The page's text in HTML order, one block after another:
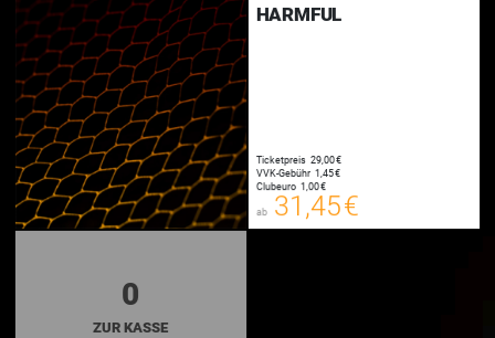
HARMFUL
Ticketpreis 29,00 €
VVK-Gebühr 1,45 €
Clubeuro 1,00 €
ab 31,45 €
00
0
ZUR KASSE